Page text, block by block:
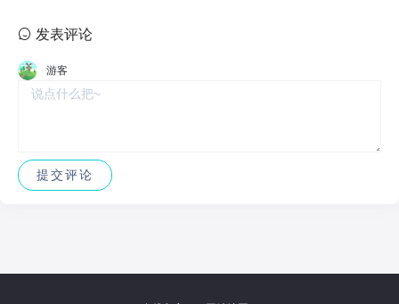
发表评论
游客